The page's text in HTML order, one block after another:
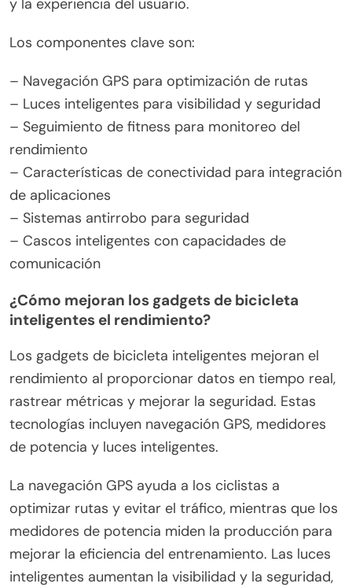
Los componentes clave son:
– Navegación GPS para optimización de rutas
– Luces inteligentes para visibilidad y seguridad
– Seguimiento de fitness para monitoreo del
rendimiento
– Características de conectividad para integración
de aplicaciones
– Sistemas antirrobo para seguridad
– Cascos inteligentes con capacidades de
comunicación
¿Cómo mejoran los gadgets de bicicleta
inteligentes el rendimiento?
Los gadgets de bicicleta inteligentes mejoran el
rendimiento al proporcionar datos en tiempo real,
rastrear métricas y mejorar la seguridad. Estas
tecnologías incluyen navegación GPS, medidores
de potencia y luces inteligentes.
La navegación GPS ayuda a los ciclistas a
optimizar rutas y evitar el tráfico, mientras que los
medidores de potencia miden la producción para
mejorar la eficiencia del entrenamiento. Las luces
inteligentes aumentan la visibilidad y la seguridad,